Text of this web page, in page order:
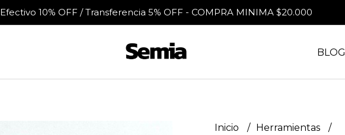
Efectivo 10% OFF / Transferencia 5% OFF - COMPRA MINIMA $20.000
BLOG
Inicio
Herramientas